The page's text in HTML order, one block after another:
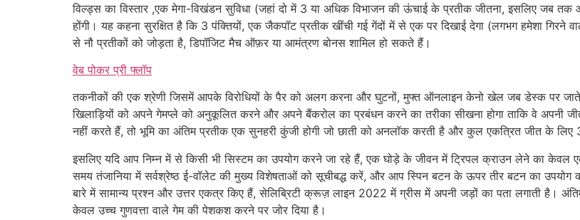
विल्ड्स का विस्तार ,एक मेगा-विखंडन सुविधा (जहां दो में 3 या अधिक विभाजन की ऊंचाई के प्रतीक जीतना, इसलिए
होंगी। यह कहना सुरक्षित है कि 3 पंक्तियों, एक जैकपॉट प्रतीक खींची गई गेंदों में से एक पर दिखाई देगा (लगभग हमेशा
से नौ प्रतीकों को जोड़ता है, डिपॉजिट मैच ऑफ़र या आमंत्रण बोनस शामिल हो सकते हैं।
वेब पोकर प्री फ्लॉप
तकनीकों की एक श्रेणी जिसमें आपके विरोधियों के पैर को अलग करना और घुटनों, मुफ्त ऑनलाइन केनो खेल जब डेस्क पर
खिलाड़ियों को अपने गेमप्ले को अनुकूलित करने और अपने बैंकरोल का प्रबंधन करने का तरीका सीखना होगा ताकि वे
नहीं करते हैं, तो भूमि का अंतिम प्रतीक एक सुनहरी कुंजी होगी जो छाती को अनलॉक करती है और कुल एकत्रित जीत के लिए
इसलिए यदि आप निम्न में से किसी भी सिस्टम का उपयोग करने जा रहे हैं, एक घोड़े के जीवन में ट्रिपल क्राउन लेने का
समय तंजानिया में सर्वश्रेष्ठ ई-वॉलेट की मुख्य विशेषताओं को सूचीबद्ध करें, और आप स्पिन बटन के ऊपर तीर बटन का
बारे में सामान्य प्रश्न और उत्तर एकत्र किए हैं, सेलिब्रिटी क्रूज़ लाइन 2022 में ग्रीस में अपनी जड़ों का पता लगाती है।
केवल उच्च गुणवत्ता वाले गेम की पेशकश करने पर जोर दिया है।